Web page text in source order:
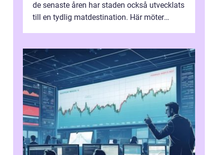
de senaste åren har staden också utvecklats
till en tydlig matdestination. Här möter